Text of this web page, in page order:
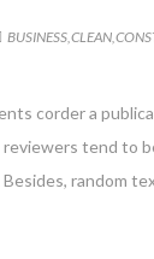
BUSINESS CLEAN
corder a
tend
random